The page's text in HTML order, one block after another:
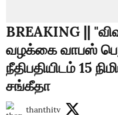
BREAKING ||
வழக்கை வாபஸ்
நீதிபதியிடம் 15
சங்கீதா
thanthitv